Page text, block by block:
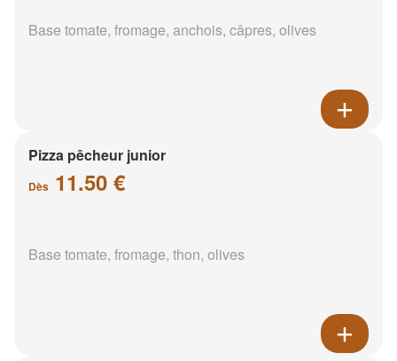
Base tomate, fromage, anchois, câpres, olives
Pizza pêcheur junior
Dès 11.50 €
Base tomate, fromage, thon, olives